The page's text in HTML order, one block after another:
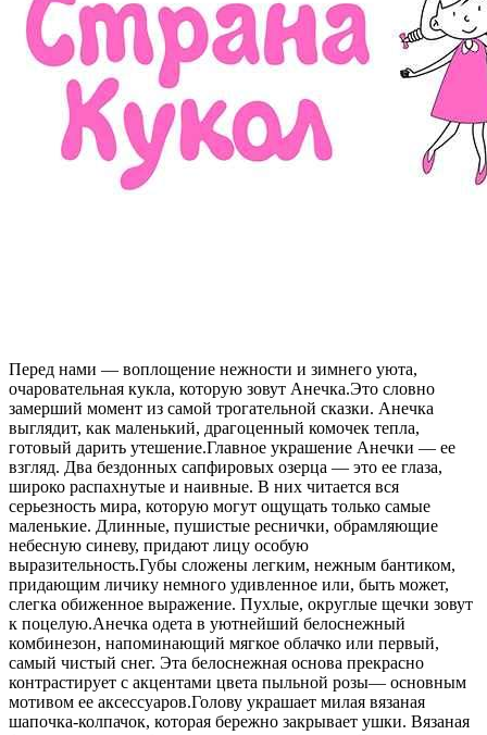
Перед нами — воплощение нежности и зимнего уюта,
очаровательная кукла, которую зовут Анечка.Это словно
замерший момент из самой трогательной сказки. Анечка
выглядит, как маленький, драгоценный комочек тепла,
готовый дарить утешение.Главное украшение Анечки — ее
взгляд. Два бездонных сапфировых озерца — это ее глаза,
широко распахнутые и наивные. В них читается вся
серьезность мира, которую могут ощущать только самые
маленькие. Длинные, пушистые реснички, обрамляющие
небесную синеву, придают лицу особую
выразительность.Губы сложены легким, нежным бантиком,
придающим личику немного удивленное или, быть может,
слегка обиженное выражение. Пухлые, округлые щечки зовут
к поцелую.Анечка одета в уютнейший белоснежный
комбинезон, напоминающий мягкое облачко или первый,
самый чистый снег. Эта белоснежная основа прекрасно
контрастирует с акцентами цвета пыльной розы— основным
мотивом ее аксессуаров.Голову украшает милая вязаная
шапочка-колпачок, которая бережно закрывает ушки. Вязаная